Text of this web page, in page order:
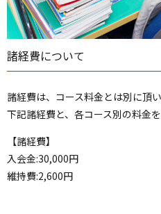
諸経費について
諸経費は、コース料金とは別に頂い
下記諸経費と、各コース別の料金
【諸経費】
入会金:30,000円
維持費:2,600円